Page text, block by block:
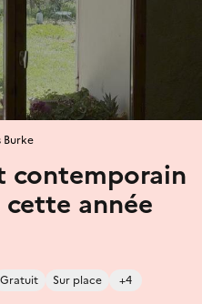
contemporain
année
Gratuit Sur place +4
Burke